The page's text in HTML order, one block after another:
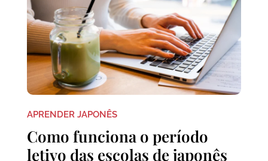
APRENDER JAPONÊS
Como funciona o período
letivo das escolas de japonês